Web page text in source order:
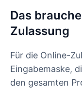
Das
Zulassung
Für die Online-
Eingabemaske,
den gesamten